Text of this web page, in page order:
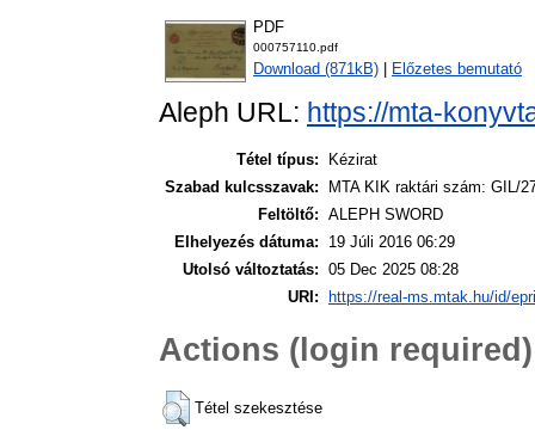
PDF
000757110.pdf
Download (871kB) Előzetes bemutató
Aleph URL: https://mta-
Tétel típus:
Kézirat
Szabad kulcsszavak:
MTA KIK raktári szám: GIL/
Feltöltő: ALEPH SWORD
Elhelyezés dátuma:
19 Júli 2016 06:29
Utolsó változtatás: 05 Dec 2025 08:28
URI:
https://real-ms.mtak.hu/id/
Actions (login required)
Tétel szekesztése